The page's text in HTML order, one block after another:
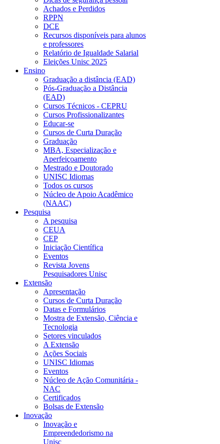
Achados e Perdidos
RPPN
DCE
Recursos disponíveis para alunos
e professores
Relatório de Igualdade Salarial
Eleições Unisc 2025
Ensino
Graduação a distância (EAD)
Pós-Graduação a Distância
(EAD)
Cursos Técnicos - CEPRU
Cursos Profissionalizantes
Educar-se
Cursos de Curta Duração
Graduação
MBA, Especialização e
Aperfeiçoamento
Mestrado e Doutorado
UNISC Idiomas
Todos os cursos
Núcleo de Apoio Acadêmico
(NAAC)
Pesquisa
A pesquisa
CEUA
CEP
Iniciação Científica
Eventos
Revista Jovens
Pesquisadores Unisc
Extensão
Apresentação
Cursos de Curta Duração
Datas e Formulários
Mostra de Extensão, Ciência e
Tecnologia
Setores vinculados
A Extensão
Ações Sociais
UNISC Idiomas
Eventos
Núcleo de Ação Comunitária -
NAC
Certificados
Bolsas de Extensão
Inovação
Inovação e
Empreendedorismo na
Unisc